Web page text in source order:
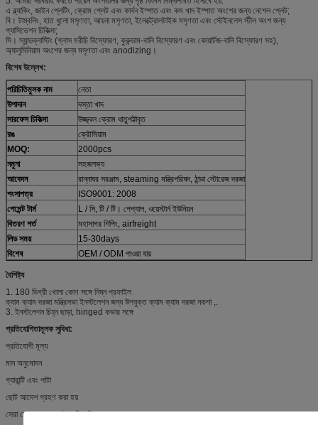
এ ব্ল্যাকিং, জাইন প্লেটিং, ক্রোম প্লেট এবং কার্বন ইস্পাত এবং কম খাদ ইস্পাত অংশের জন্য নেশেল প্লেট;
বি। টাম্বলিং, হাত ধুলো মসৃণতা, আয়না মসৃণতা, ইলেক্ট্রোলটাইক মসৃণতা এবং স্টেইনলেস স্টীল অংশ জন্য
প্যাসিভেশন চিকিত্সা;
সি। স্যান্ডব্লাস্টিং (গ্লাস মরীচি বিস্ফোরণ, কুরুন্ডাম-বালি বিস্ফোরণ এবং কোয়ার্টজ-বালি বিস্ফোরণ সহ),
অ্যালুমিনিয়াম অংশের জন্য মসৃণতা এবং anodizing।
বিশেষ উল্লেখ:
পরিচিতিমুলক নাম
নেতা
উপাদান
দস্তা খাদ
সারফেস চিকিত্সা
উজ্জ্বল ক্রোম ধাতুপট্টাবৃত
রঙ
ক্রৌমিয়াম
MOQ:
2000pcs
নমুনা
সহজলভ্য
আবেদন
রান্নাঘর সরঞ্জাম, steaming মন্ত্রিপরিষদ, ঠান্ডা স্টোরেজ দরজা
শংসাপত্র
ISO9001: 2008
পেমেন্ট টার্ম
L / সি, টি / টি। পেপ্যাল, ওয়েস্টার্ন ইউনিয়ন
বিতরণ শর্ত
মহাসাগর শিপিং, airfreight
লিড সময়
15-30days
বিশেষ
OEM / ODM পাওয়া যায়
বৈশিষ্ট্য
1. 180 ডিগ্রী খোলা কোণ সঙ্গে নিম্ন প্রফাইল
ক্যাম ক্যাম দরজা মন্ত্রিসভা ইনস্টলেশন জন্য উপযুক্ত ক্যাম ক্যাম দরজা নকশা ,.
3. ইনস্টলেশন চিহ্ন ছাড়া, hinged কভার সঙ্গে
প্রতিযোগিতামূলক সুবিধা:
প্রতিযোগী মূল্য
মান অনুমোদন
গ্যারান্টি এবং পাটা
ছোট আদেশ গ্রহণ করা হয়
সেরা সেবা এবং প্রম্পট ডেলিভারি